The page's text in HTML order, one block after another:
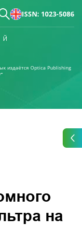
ISSN: 1023-5086
издаётся Optica Publishing
на